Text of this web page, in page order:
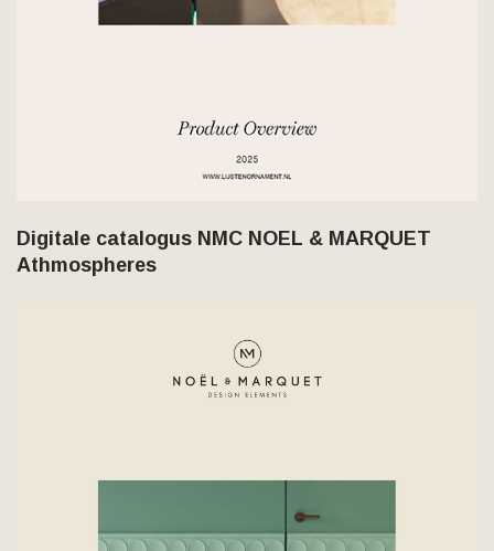
Digitale catalogus NMC NOEL & MARQUET
Athmospheres